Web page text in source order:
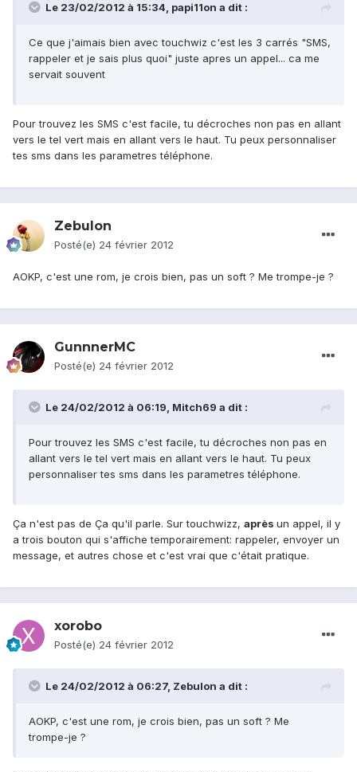
Le 23/02/2012 à 15:34, papi11on a dit :
Ce que j'aimais bien avec touchwiz c'est les 3 carrés "SMS,
rappeler et je sais plus quoi" juste apres un appel... ca me
servait souvent
Pour trouvez les SMS c'est facile, tu décroches non pas en allant
vers le tel vert mais en allant vers le haut. Tu peux personnaliser
tes sms dans les parametres téléphone.
Zebulon
Posté(e) 24 février 2012
AOKP, c'est une rom, je crois bien, pas un soft ? Me trompe-je ?
GunnnerMC
Posté(e) 24 février 2012
Le 24/02/2012 à 06:19, Mitch69 a dit :
Pour trouvez les SMS c'est facile, tu décroches non pas en
allant vers le tel vert mais en allant vers le haut. Tu peux
personnaliser tes sms dans les parametres téléphone.
Ça n'est pas de Ça qu'il parle. Sur touchwizz, après un appel, il y
a trois bouton qui s'affiche temporairement: rappeler, envoyer un
message, et autres chose et c'est vrai que c'était pratique.
xorobo
Posté(e) 24 février 2012
Le 24/02/2012 à 06:27, Zebulon a dit :
AOKP, c'est une rom, je crois bien, pas un soft ? Me
trompe-je ?